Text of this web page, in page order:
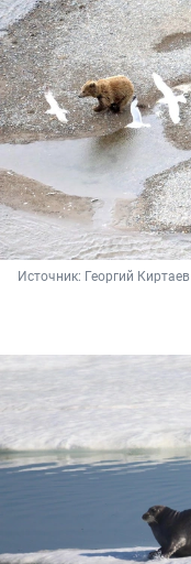
Источник: Георгий Киртаев